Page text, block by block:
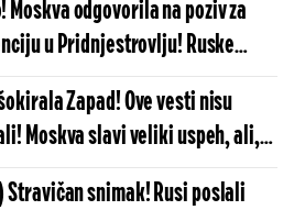
Moskva odgovorila na poziv za
u Pridnjestrovlju! Ruske
pripravnosti!
Zapad! Ove vesti nisu
Moskva slavi veliki uspeh, ali,
problem...
Stravičan snimak! Rusi poslali